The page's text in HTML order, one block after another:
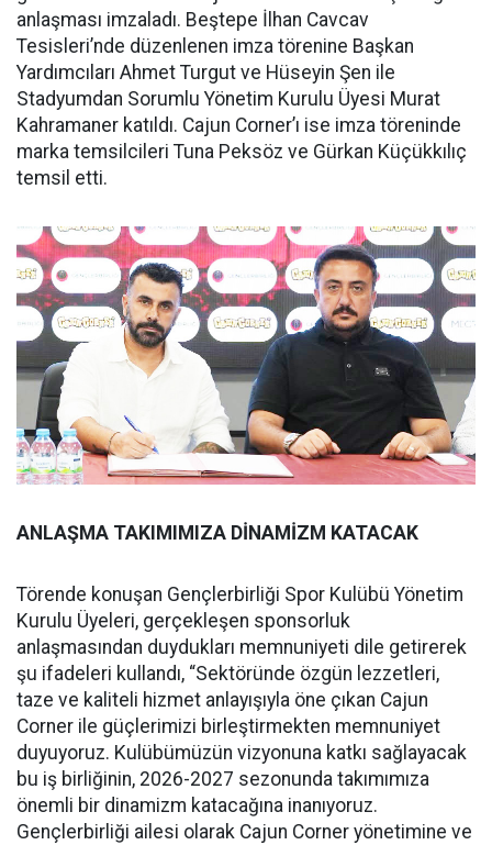
anlaşması imzaladı. Beştepe İlhan Cavcav
Tesisleri’nde düzenlenen imza törenine Başkan
Yardımcıları Ahmet Turgut ve Hüseyin Şen ile
Stadyumdan Sorumlu Yönetim Kurulu Üyesi Murat
Kahramaner katıldı. Cajun Corner’ı ise imza töreninde
marka temsilcileri Tuna Peksöz ve Gürkan Küçükkılıç
temsil etti.
ANLAŞMA TAKIMIMIZA DİNAMİZM KATACAK
Törende konuşan Gençlerbirliği Spor Kulübü Yönetim
Kurulu Üyeleri, gerçekleşen sponsorluk
anlaşmasından duydukları memnuniyeti dile getirerek
şu ifadeleri kullandı, “Sektöründe özgün lezzetleri,
taze ve kaliteli hizmet anlayışıyla öne çıkan Cajun
Corner ile güçlerimizi birleştirmekten memnuniyet
duyuyoruz. Kulübümüzün vizyonuna katkı sağlayacak
bu iş birliğinin, 2026-2027 sezonunda takımımıza
önemli bir dinamizm katacağına inanıyoruz.
Gençlerbirliği ailesi olarak Cajun Corner yönetimine ve